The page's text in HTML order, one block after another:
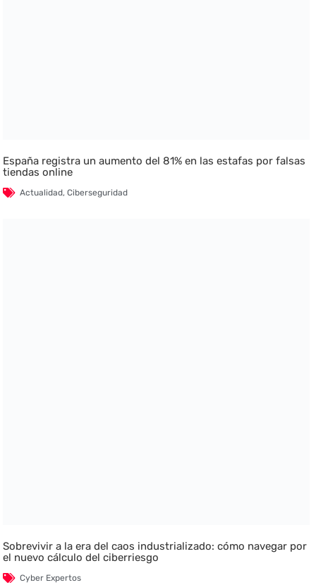
España registra un aumento del 81% en las estafas por falsas
tiendas online
Actualidad,Ciberseguridad
Sobrevivir a la era del caos industrializado: cómo navegar por
el nuevo cálculo del ciberriesgo
Cyber Expertos